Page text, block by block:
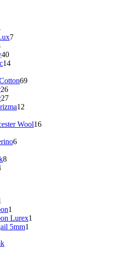
7
40
14
69
26
27
12
Wool16
6
8
1
Lurex1
5mm1